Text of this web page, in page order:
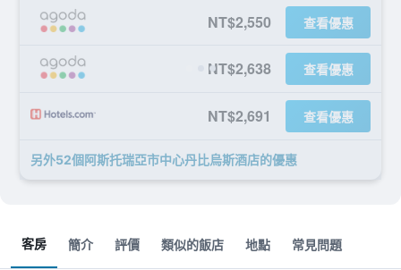
NT$2,550 查看優惠
NT$2,638 查看優惠
NT$2,691 查看優惠
另外52個阿斯托瑞亞市中心丹比烏斯酒店​的優惠
客房 簡介 評價 類似的飯店 地點 常見問題